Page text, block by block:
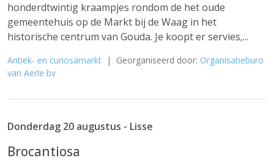
honderdtwintig kraampjes rondom de het oude
gemeentehuis op de Markt bij de Waag in het
historische centrum van Gouda. Je koopt er servies,...
Antiek- en curiosamarkt | Georganiseerd door: Organisatieburo
van Aerle bv
Donderdag 20 augustus - Lisse
Brocantiosa